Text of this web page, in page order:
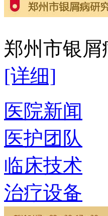
郑州市银屑
[详细]
医院新闻
医护团队
临床技术
治疗设备